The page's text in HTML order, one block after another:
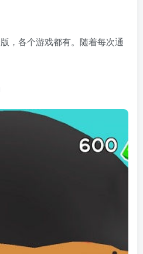
，各个游戏都有。随着每次通